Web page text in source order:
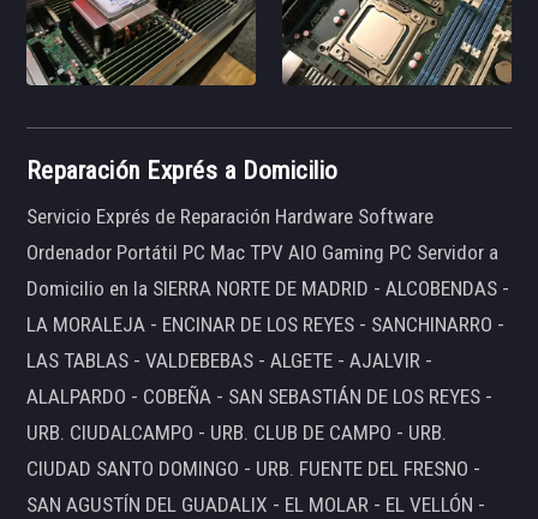
Reparación Exprés a Domicilio
Servicio Exprés de Reparación Hardware Software
Ordenador Portátil PC Mac TPV AIO Gaming PC Servidor a
Domicilio en la SIERRA NORTE DE MADRID - ALCOBENDAS -
LA MORALEJA - ENCINAR DE LOS REYES - SANCHINARRO -
LAS TABLAS - VALDEBEBAS - ALGETE - AJALVIR -
ALALPARDO - COBEÑA - SAN SEBASTIÁN DE LOS REYES -
URB. CIUDALCAMPO - URB. CLUB DE CAMPO - URB.
CIUDAD SANTO DOMINGO - URB. FUENTE DEL FRESNO -
SAN AGUSTÍN DEL GUADALIX - EL MOLAR - EL VELLÓN -